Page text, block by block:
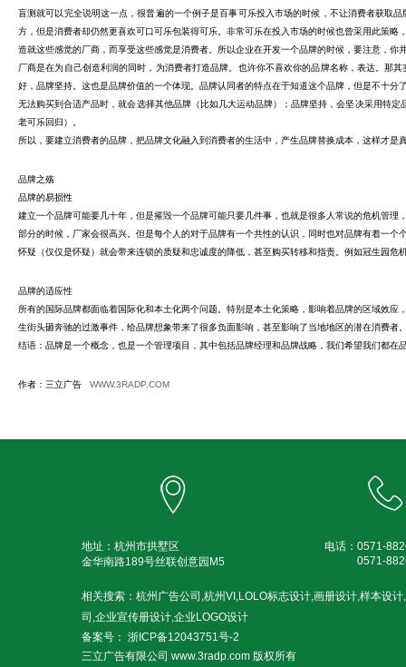
盲测就可以完全说明这一点，很普遍的一个例子是百事可乐投入市场的时候，不让消费者获取
方，但是消费者却仍然更喜欢可口可乐包装得可乐。非常可乐在投入市场的时候也曾采用此策
造就这些感觉的厂商，而享受这些感觉是消费者。所以企业在开发一个品牌的时候，要注意，
厂商是在为自己创造利润的同时，为消费者打造品牌。也许你不喜欢你的品牌名称，表达。那
好，品牌坚持。这也是品牌价值的一个体现。品牌认同者的特点在于知道这个品牌，但是不十
无法购买到合适产品时，就会选择其他品牌（比如几大运动品牌）；品牌坚持，会坚决采用特
老可乐回归）。
所以，要建立消费者的品牌，把品牌文化融入到消费者的生活中，产生品牌替换成本，这样才
品牌之殇
品牌的易损性
建立一个品牌可能要几十年，但是摧毁一个品牌可能只要几件事，也就是很多人常说的危机管
部分的时候，厂家会很高兴。但是每个人的对于品牌有一个共性的认识，同时也对品牌有着一
怀疑（仅仅是怀疑）就会带来连锁的质疑和忠诚度的降低，甚至购买转移和指责。例如冠生园危
品牌的适应性
所有的国际品牌都面临着国际化和本土化两个问题。特别是本土化策略，影响着品牌的区域效
生街头砸奔驰的过激事件，给品牌想象带来了很多负面影响，甚至影响了当地地区的潜在消费者
结语：品牌是一个概念，也是一个管理项目，其中包括品牌经理和品牌战略，我们希望我们都在
作者：三立广告 WWW.3RADP.COM
地址：杭州市拱墅区
金华南路189号丝联创意园M5
电话： 0571-
0571-
相关搜索：杭州广告公司,杭州VI,LOLO标志设计,画册设计,样本设
司,企业宣传册设计,企业LOGO设计
备案号： 浙ICP备12043751号-2
三立广告有限公司 www.3radp.com 版权所有